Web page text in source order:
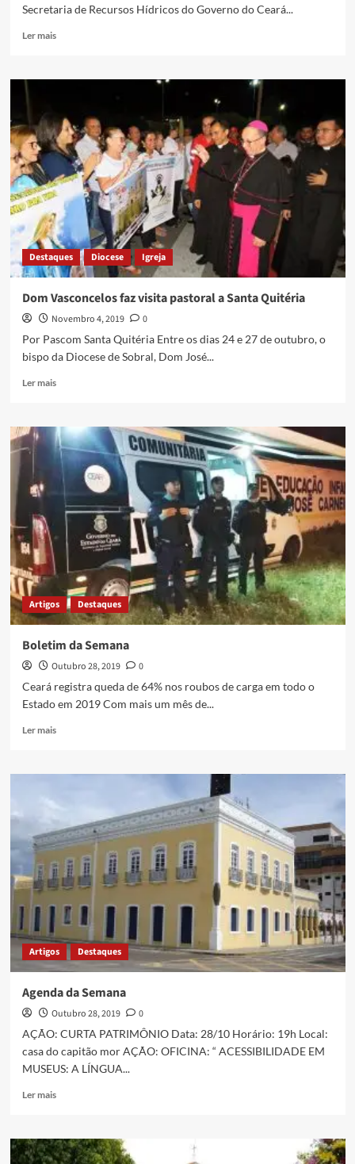
Secretaria de Recursos Hídricos do Governo do Ceará...
Ler mais
Destaques Diocese Igreja
Dom Vasconcelos faz visita pastoral a Santa Quitéria
Novembro 4, 2019
0
Por Pascom Santa Quitéria Entre os dias 24 e 27 de outubro, o
bispo da Diocese de Sobral, Dom José...
Ler mais
Artigos Destaques
Boletim da Semana
Outubro 28, 2019
0
Ceará registra queda de 64% nos roubos de carga em todo o
Estado em 2019 Com mais um mês de...
Ler mais
Artigos Destaques
Agenda da Semana
Outubro 28, 2019
0
AÇÃO: CURTA PATRIMÔNIO Data: 28/10 Horário: 19h Local:
casa do capitão mor AÇÃO: OFICINA: “ ACESSIBILIDADE EM
MUSEUS: A LÍNGUA...
Ler mais